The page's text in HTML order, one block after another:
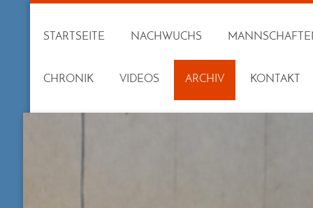
STARTSEITE NACHWUCHS
CHRONIK VIDEOS ARCHIV KONTAKT